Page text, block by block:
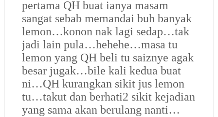
pertama QH buat ianya masam
sangat sebab memandai buh banyak
lemon…konon nak lagi sedap…tak
jadi lain pula…hehehe…masa tu
lemon yang QH beli tu saiznye agak
besar jugak…bile kali kedua buat
ni…QH kurangkan sikit jus lemon
tu…takut dan berhati2 sikit kejadian
yang sama akan berulang nanti…